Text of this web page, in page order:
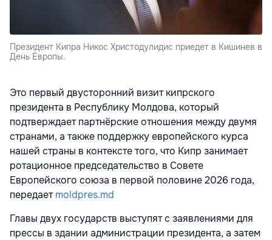
Президент Кипра Никос Христодулидис приедет в Кишинев в
День Европы.
Это первый двусторонний визит кипрского
президента в Республику Молдова, который
подтверждает партнёрские отношения между двумя
странами, а также поддержку европейского курса
нашей страны в контексте того, что Кипр занимает
ротационное председательство в Совете
Европейского союза в первой половине 2026 года,
передаетmoldpres.md
Главы двух государств выступят с заявлениями для
прессы в здании администрации президента, а затем